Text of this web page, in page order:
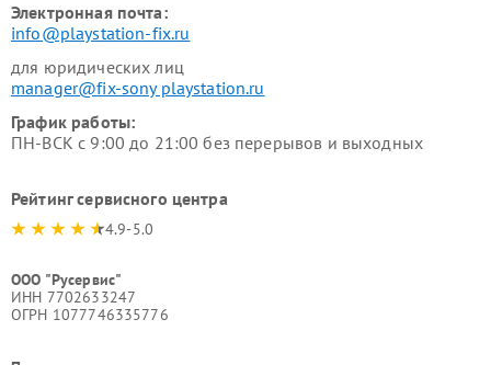
Электронная почта:
info@playstation-fix.ru
для юридических лиц
manager@fix-sony playstation.ru
График работы:
ПН-ВСК с 9:00 до 21:00 без перерывов и выходных
Рейтинг сервисного центра
4.9-5.0
ООО "Русервис"
ИНН 7702633247
ОГРН 1077746335776